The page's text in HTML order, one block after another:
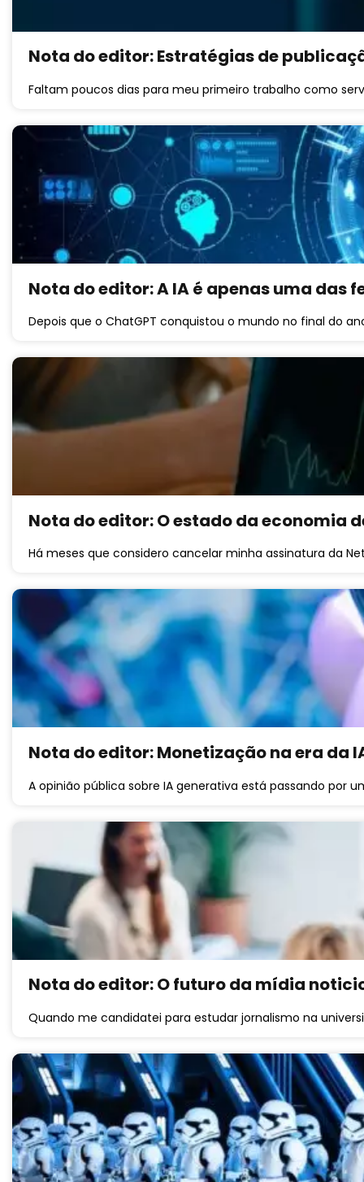
Nota do editor: Estratégias de
Faltam poucos dias para meu primeiro trabalho como
Nota do editor: A IA é apenas uma
Depois que o ChatGPT conquistou o mundo no final do
Nota do editor: O estado da economia
Há meses que considero cancelar minha assinatura da
Nota do editor: Monetização na era da
A opinião pública sobre IA generativa está passando por
Nota do editor: O futuro da mídia
Quando me candidatei para estudar jornalismo na